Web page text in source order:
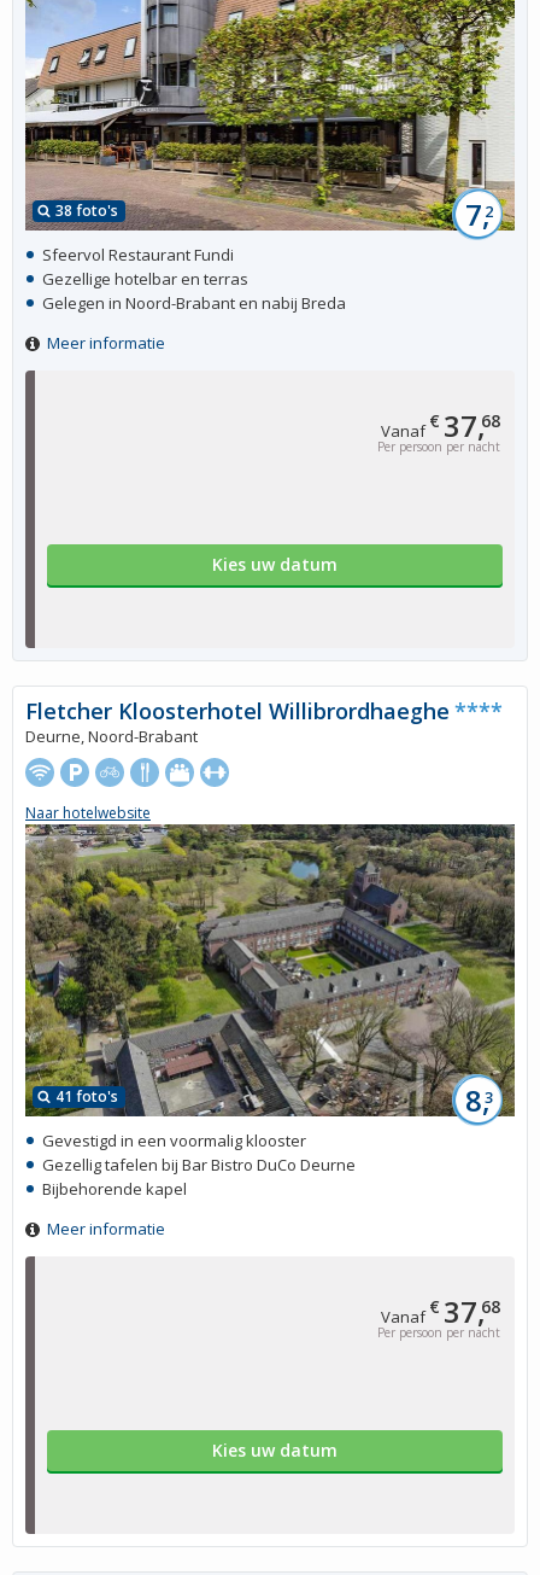
Vanaf€ 37,68
Per persoon per nacht
Kies uw datum
38 foto's 7,2
Sfeervol Restaurant Fundi
Gezellige hotelbar en terras
Gelegen in Noord-Brabant en nabij Breda
Meer informatie
Vanaf€ 37,68
Per persoon per nacht
Kies uw datum
41 foto's 8,3
Fletcher Kloosterhotel Willibrordhaeghe ****
Deurne, Noord-Brabant
Naar hotelwebsite
Gevestigd in een voormalig klooster
Gezellig tafelen bij Bar Bistro DuCo Deurne
Bijbehorende kapel
Meer informatie